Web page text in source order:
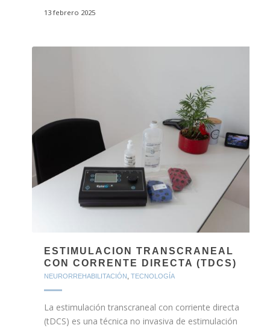
13 febrero 2025
ESTIMULACION TRANSCRANEAL
CON CORRENTE DIRECTA (TDCS)
NEURORREHABILITACIÓN TECNOLOGÍA
La estimulación transcraneal con corriente directa
(tDCS) es una técnica no invasiva de estimulación